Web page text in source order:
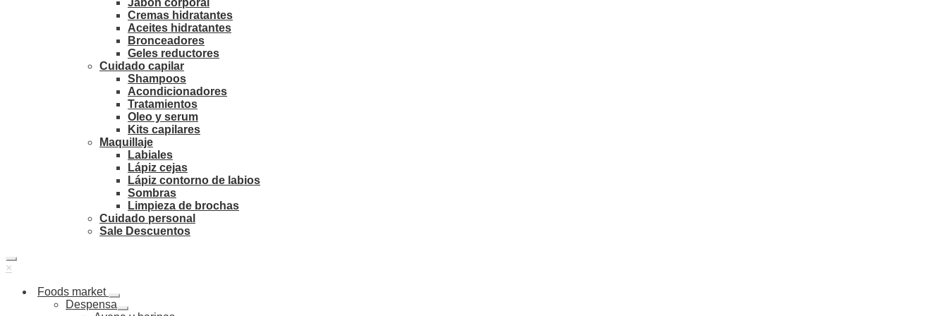
Jabón corporal
Cremas hidratantes
Aceites hidratantes
Bronceadores
Geles reductores
Cuidado capilar
Shampoos
Acondicionadores
Tratamientos
Oleo y serum
Kits capilares
Maquillaje
Labiales
Lápiz cejas
Lápiz contorno de labios
Sombras
Limpieza de brochas
Cuidado personal
Sale Descuentos
×
Foods market
Despensa